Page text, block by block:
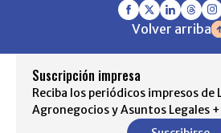
Volver arriba
Suscripción impresa
Reciba los periódicos impresos de
Agronegocios y Asuntos Legales